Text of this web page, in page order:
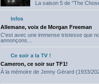
La saison 5 de "The
Allemane, voix de Morgan Freeman
C'est avec une immense tristesse que
annonçons...
Cameron, ce soir sur TF1!
À la mémoire de Jenny Gérard (1933/